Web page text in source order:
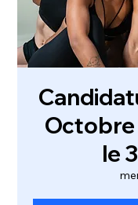
Octobre
le